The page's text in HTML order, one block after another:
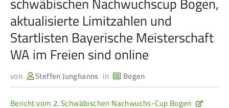
aktualisierte Limitzahlen und
Startlisten Bayerische Meisterschaft
WA im Freien sind online
von Steffen Junghanns in Bogen
Bericht vom 2. Schwäbischen Nachwuchs-Cup Bogen
Gaue & Mitglieder
Referenten
Ehrungen
Service
Oktoberfest
Schützen­­museum